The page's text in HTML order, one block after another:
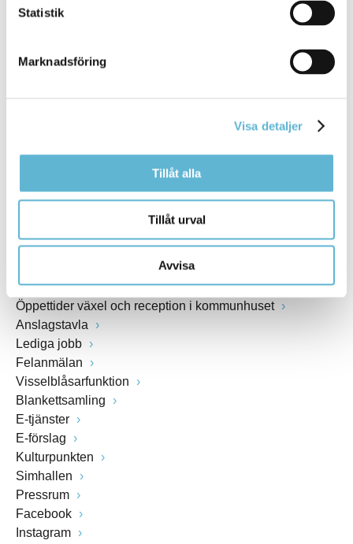
Statistik
Marknadsföring
Visa detaljer
Tillåt alla
Tillåt urval
Avvisa
Besöksadress
Box 18, 295 21 Bromölla
Fax: 0456-82 22 00
Öppettider växel och reception i kommunhuset
Anslagstavla
Lediga jobb
Felanmälan
Visselblåsarfunktion
Blankettsamling
E-tjänster
E-förslag
Kulturpunkten
Simhallen
Pressrum
Facebook
Instagram